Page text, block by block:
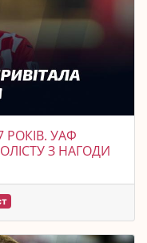
УАФ
З НАГОДИ